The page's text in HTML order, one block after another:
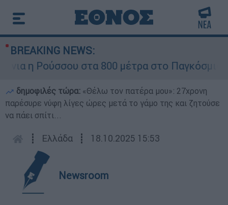
BREAKING NEWS:
η Ρούσσου στα 800 μέτρα στο Παγκόσμιο
δημοφιλές τώρα: «Θέλω τον πατέρα μου»: 27χρονη
παρέσυρε νύφη λίγες ώρες μετά το γάμο της και ζητούσε
να πάει σπίτι...
┋ Ελλάδα ┋ 18.10.2025 15:53
Newsroom